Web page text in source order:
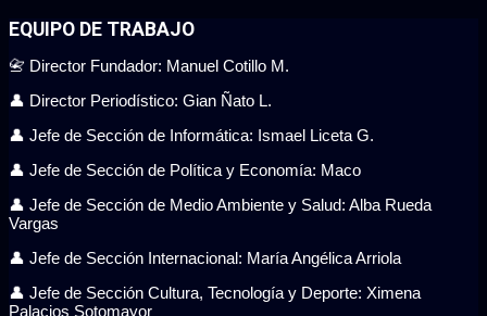
EQUIPO DE TRABAJO
📇 Director Fundador: Manuel Cotillo M.
👤 Director Periodístico: Gian Ñato L.
👤 Jefe de Sección de Informática: Ismael Liceta G.
👤 Jefe de Sección de Política y Economía: Maco
👤 Jefe de Sección de Medio Ambiente y Salud: Alba Rueda
Vargas
👤 Jefe de Sección Internacional: María Angélica Arriola
👤 Jefe de Sección Cultura, Tecnología y Deporte: Ximena
Palacios Sotomayor